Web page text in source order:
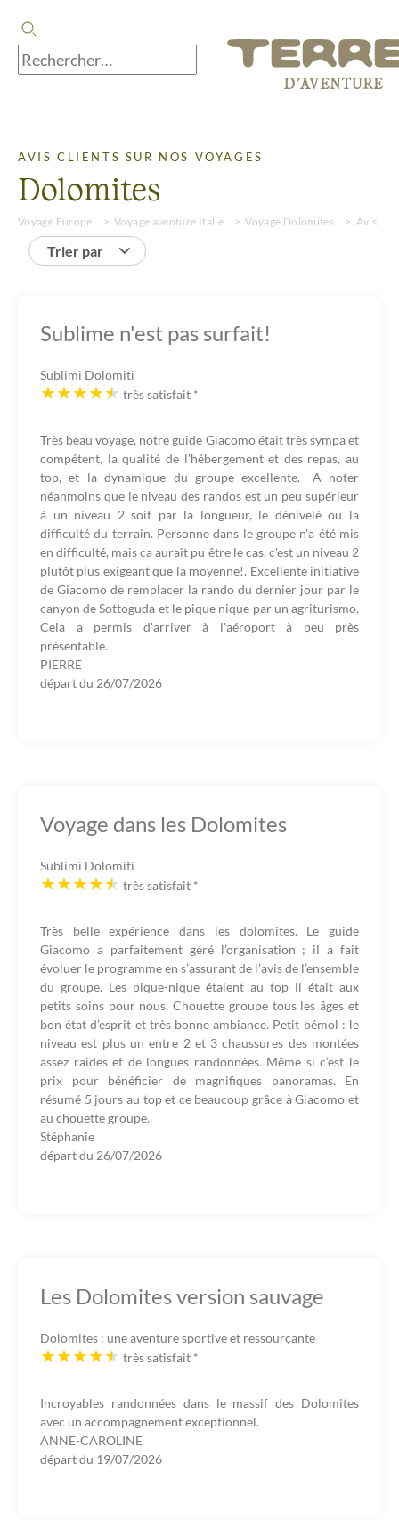
AVIS CLIENTS SUR NOS VOYAGES
Dolomites
Voyage Europe Voyage aventure Italie Voyage Dolomites Avis
Trier par
Sublime n'est pas surfait!
Sublimi Dolomiti
très satisfait *
Très beau voyage, notre guide Giacomo était très sympa et
compétent, la qualité de l'hébergement et des repas, au
top, et la dynamique du groupe excellente. -A noter
néanmoins que le niveau des randos est un peu supérieur
à un niveau 2 soit par la longueur, le dénivelé ou la
difficulté du terrain. Personne dans le groupe n'a été mis
en difficulté, mais ca aurait pu être le cas, c'est un niveau 2
plutôt plus exigeant que la moyenne!. Excellente initiative
de Giacomo de remplacer la rando du dernier jour par le
canyon de Sottoguda et le pique nique par un agriturismo.
Cela a permis d'arriver à l'aéroport à peu près
présentable.
PIERRE
départ du 26/07/2026
Voyage dans les Dolomites
Sublimi Dolomiti
très satisfait *
Très belle expérience dans les dolomites. Le guide
Giacomo a parfaitement géré l’organisation ; il a fait
évoluer le programme en s’assurant de l’avis de l’ensemble
du groupe. Les pique-nique étaient au top il était aux
petits soins pour nous. Chouette groupe tous les âges et
bon état d’esprit et très bonne ambiance. Petit bémol : le
niveau est plus un entre 2 et 3 chaussures des montées
assez raides et de longues randonnées. Même si c’est le
prix pour bénéficier de magnifiques panoramas. En
résumé 5 jours au top et ce beaucoup grâce à Giacomo et
au chouette groupe.
Stéphanie
départ du 26/07/2026
Les Dolomites version sauvage
Dolomites : une aventure sportive et ressourçante
très satisfait *
Incroyables randonnées dans le massif des Dolomites
avec un accompagnement exceptionnel.
ANNE-CAROLINE
départ du 19/07/2026